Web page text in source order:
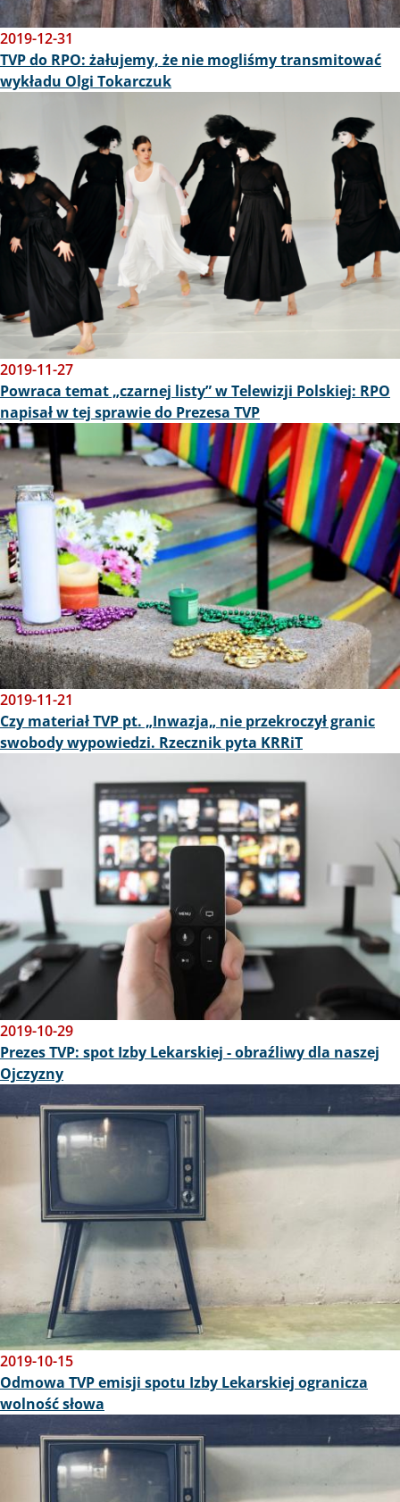
2019-12-31
TVP do RPO: żałujemy, że nie mogliśmy transmitować
wykładu Olgi Tokarczuk
2019-11-27
Powraca temat „czarnej listy” w Telewizji Polskiej: RPO
napisał w tej sprawie do Prezesa TVP
Obraz
2019-11-21
Czy materiał TVP pt. „Inwazja„ nie przekroczył granic
swobody wypowiedzi. Rzecznik pyta KRRiT
2019-10-29
Prezes TVP: spot Izby Lekarskiej - obraźliwy dla naszej
Ojczyzny
2019-10-15
Odmowa TVP emisji spotu Izby Lekarskiej ogranicza
wolność słowa